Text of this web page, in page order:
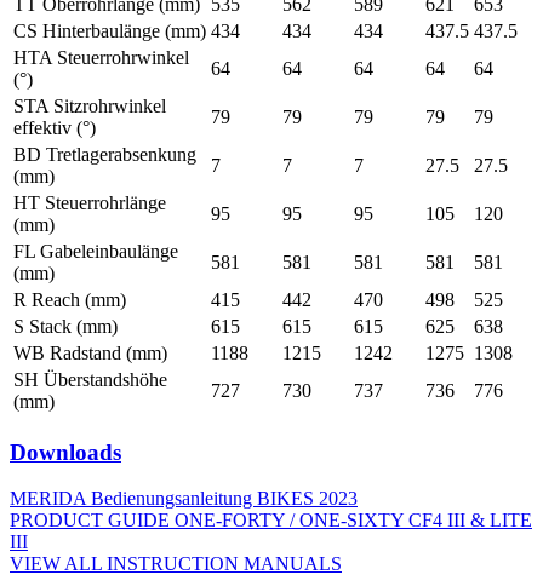
CS Hinterbaulänge (mm) 434 434 434 437.5 437.5
HTA Steuerrohrwinkel
(°)
64 64 64 64
64
STA Sitzrohrwinkel
effektiv (°)
79 79 79 79
79
BD Tretlagerabsenkung
(mm)
7 7 7 27.5
27.5
HT Steuerrohrlänge
(mm)
95 95 95 105
120
FL Gabeleinbaulänge
(mm)
581 581 581 581
581
R Reach (mm)
415 442 470 498
525
S Stack (mm)
615 615 615 625
638
WB Radstand (mm)
1188 1215 1242 1275 1308
SH Überstandshöhe
(mm)
727 730 737 736 776
Downloads
MERIDA Bedienungsanleitung BIKES 2023
PRODUCT GUIDE ONE-FORTY / ONE-SIXTY CF4 III & LITE
III
VIEW ALL INSTRUCTION MANUALS